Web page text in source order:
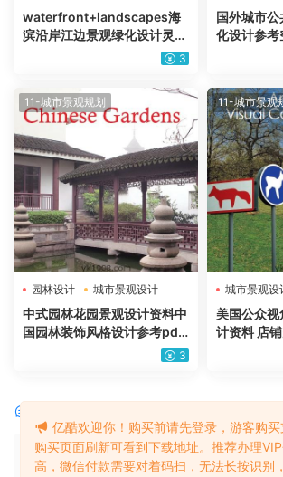
waterfront+landscapes海
滨沿岸江边景观绿化设计灵感
3
国外城市
化设计参考
11-城市景观规划
园林设计 城市景观设计
中式园林花园景观设计资料中
国园林装饰风格设计参考pdf
3
11-城市景观
城市景观设
美国公众
计资料 店
考pdf电
请先登录
亿酷欢迎你！购买前请先登录，游客购
购买页面刷新可看到下载地址。推荐办理
高，微信付款需要对着码扫，无法长按识别